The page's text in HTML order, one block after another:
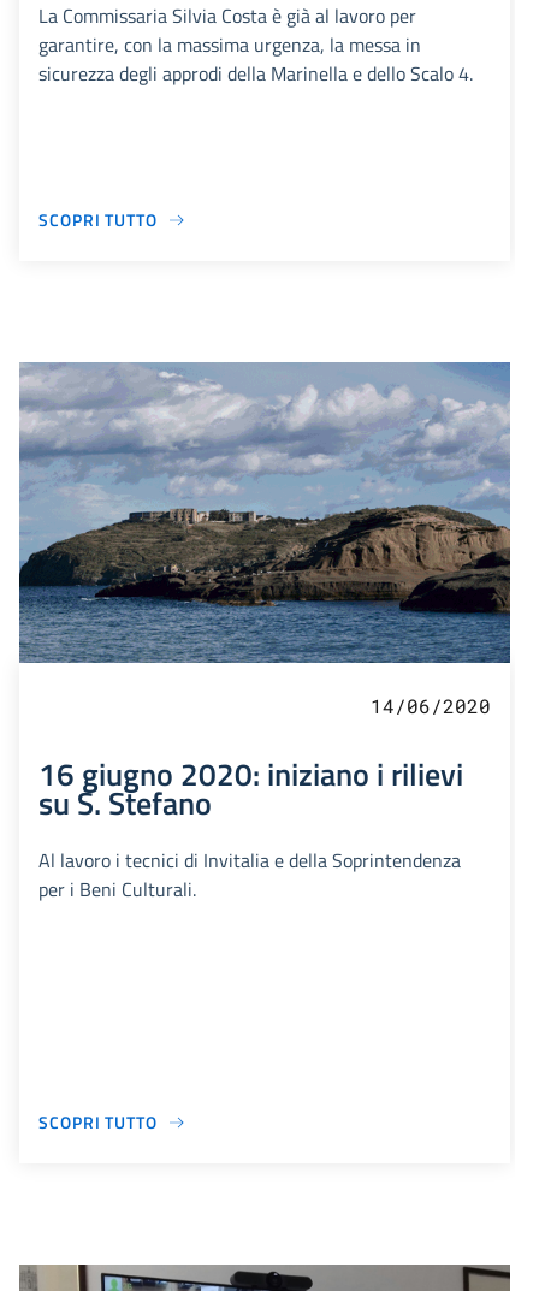
La Commissaria Silvia Costa è già al lavoro per
garantire, con la massima urgenza, la messa in
sicurezza degli approdi della Marinella e dello Scalo 4.
SCOPRI TUTTO
14/06/2020
16 giugno 2020: iniziano i rilievi
su S. Stefano
Al lavoro i tecnici di Invitalia e della Soprintendenza
per i Beni Culturali.
SCOPRI TUTTO